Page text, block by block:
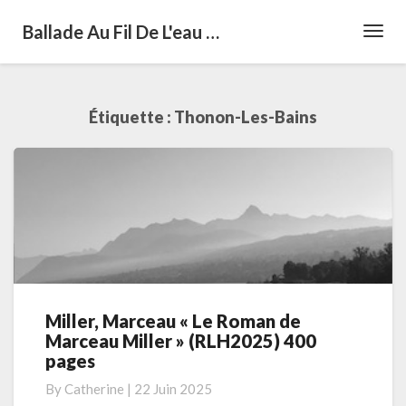
Ballade Au Fil De L'eau …
Étiquette : Thonon-Les-Bains
Miller,
Marceau
« Le
de
Miller, Marceau « Le Roman de
Marceau Miller » (RLH2025) 400
pages
By Catherine | 22 Juin 2025